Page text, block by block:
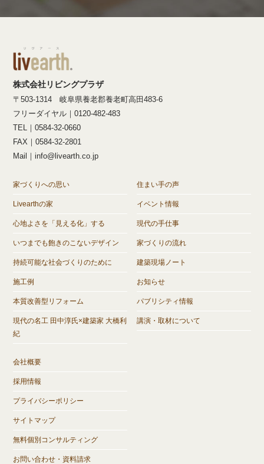
株式会社リビングプラザ
〒503-1314 岐阜県養老郡養老町高田483-6
フリーダイヤル｜0120-482-483
TEL｜0584-32-0660
FAX｜0584-32-2801
Mail｜info@livearth.co.jp
家づくりへの思い
Livearthの家
心地よさを「見える化」する
いつまでも飽きのこないデザイン
持続可能な社会づくりのために
施工例
本質改善型リフォーム
現代の名工 田中淳氏×建築家 大橋利
紀
住まい手の声
イベント情報
現代の手仕事
家づくりの流れ
建築現場ノート
お知らせ
パブリシティ情報
講演・取材について
会社概要
採用情報
プライバシーポリシー
サイトマップ
無料個別コンサルティング
お問い合わせ・資料請求